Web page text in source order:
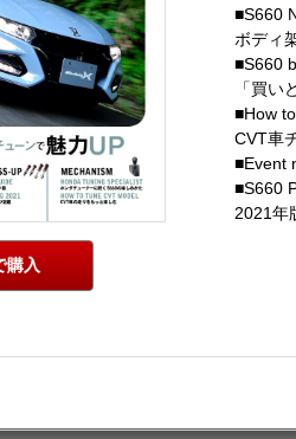
購入
■S660
ボディ
■S660
「買い
■How
CVT車
■Event
■S660
2021年